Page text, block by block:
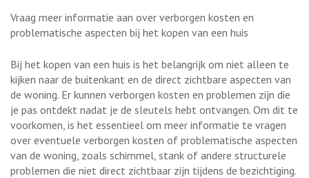
Vraag meer informatie aan over verborgen kosten en
problematische aspecten bij het kopen van een huis
Bij het kopen van een huis is het belangrijk om niet alleen te
kijken naar de buitenkant en de direct zichtbare aspecten van
de woning. Er kunnen verborgen kosten en problemen zijn die
je pas ontdekt nadat je de sleutels hebt ontvangen. Om dit te
voorkomen, is het essentieel om meer informatie te vragen
over eventuele verborgen kosten of problematische aspecten
van de woning, zoals schimmel, stank of andere structurele
problemen die niet direct zichtbaar zijn tijdens de bezichtiging.